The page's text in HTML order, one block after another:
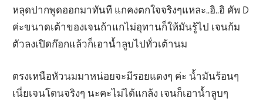
หลุดปากพูดออกมาทันที แกคงตกใจจริงๆแหละ..อิ..อิ คัพ D
ค่ะขนาดเต้าของเจนถ้าแกไม่อุทานก็ให้มันรู้ไป เจนก้ม
ตัวลงเปิดก๊อกแล้วก็เอาน้ำลูบไปทั่วเต้านม
ตรงเหนือหัวนมมาหน่อยจะมีรอยแดงๆ ค่ะ น้ำมันร้อนๆ
เนี่ยเจนโดนจริงๆ นะคะไม่ได้แกล้ง เจนก็เอาน้ำลูบๆ